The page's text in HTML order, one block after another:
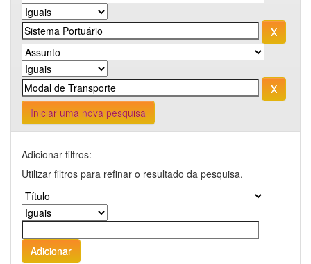
Iniciar uma nova pesquisa
Adicionar filtros:
Utilizar filtros para refinar o resultado da pesquisa.